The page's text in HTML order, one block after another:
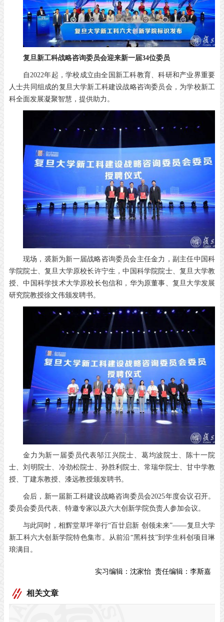
复旦新工科战略咨询委员会迎来新一届34位委员
自2022年起，学校成立由全国新工科教育、科研和产业界重要
人士共同组成的复旦大学新工科建设战略咨询委员会，为学校新工
科全面发展凝聚智慧，提供助力。
现场，裘新为新一届战略咨询委员会主任金力，副主任中国科
学院院士、复旦大学原校长许宁生，中国科学院院士、复旦大学教
授、中国科学技术大学原校长包信和，华为原董事、复旦大学发展
研究院教授徐文伟颁发聘书。
金力为新一届委员代表邬江兴院士、葛均波院士、陈十一院
士、刘明院士、冷劲松院士、孙胜利院士、常瑞华院士、甘中学教
授、丁建东教授、漆远教授颁发聘书。
会后，新一届新工科建设战略咨询委员会2025年度会议召开。
委员会委员代表、特邀专家以及六大创新学院负责人参加会议。
与此同时，相辉堂草坪举行“百廿启新 创领未来”——复旦大学
新工科六大创新学院特色集市。从前沿“黑科技”到学生科创项目琳
琅满目。
实习编辑： 沈家怡 责任编辑： 李斯嘉
相关文章